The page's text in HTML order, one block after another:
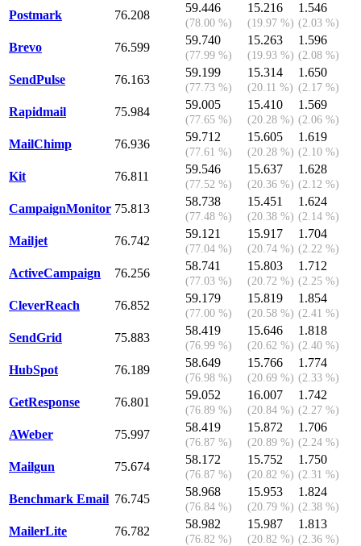
Postmark 76.208
59.446
(78.00 %)
15.216
(19.97 %)
1.546
(2.03 %)
Brevo 76.599
59.740
(77.99 %)
15.263
(19.93 %)
1.596
(2.08 %)
SendPulse 76.163
59.199
(77.73 %)
15.314
(20.11 %)
1.650
(2.17 %)
Rapidmail 75.984
59.005
(77.65 %)
15.410
(20.28 %)
1.569
(2.06 %)
MailChimp 76.936
59.712
(77.61 %)
15.605
(20.28 %)
1.619
(2.10 %)
Kit 76.811
59.546
(77.52 %)
15.637
(20.36 %)
1.628
(2.12 %)
CampaignMonitor 75.813
58.738
(77.48 %)
15.451
(20.38 %)
1.624
(2.14 %)
Mailjet 76.742
59.121
(77.04 %)
15.917
(20.74 %)
1.704
(2.22 %)
ActiveCampaign 76.256
58.741
(77.03 %)
15.803
(20.72 %)
1.712
(2.25 %)
CleverReach 76.852
59.179
(77.00 %)
15.819
(20.58 %)
1.854
(2.41 %)
SendGrid 75.883
58.419
(76.99 %)
15.646
(20.62 %)
1.818
(2.40 %)
HubSpot 76.189
58.649
(76.98 %)
15.766
(20.69 %)
1.774
(2.33 %)
GetResponse 76.801
59.052
(76.89 %)
16.007
(20.84 %)
1.742
(2.27 %)
AWeber 75.997
58.419
(76.87 %)
15.872
(20.89 %)
1.706
(2.24 %)
Mailgun 75.674
58.172
(76.87 %)
15.752
(20.82 %)
1.750
(2.31 %)
Benchmark Email 76.745
58.968
(76.84 %)
15.953
(20.79 %)
1.824
(2.38 %)
MailerLite 76.782
58.982
(76.82 %)
15.987
(20.82 %)
1.813
(2.36 %)